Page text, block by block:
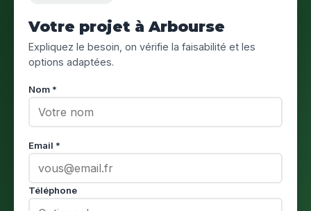
Votre projet à Arbourse
Expliquez le besoin, on vérifie la faisabilité et les
options adaptées.
Nom *
Email *
Téléphone